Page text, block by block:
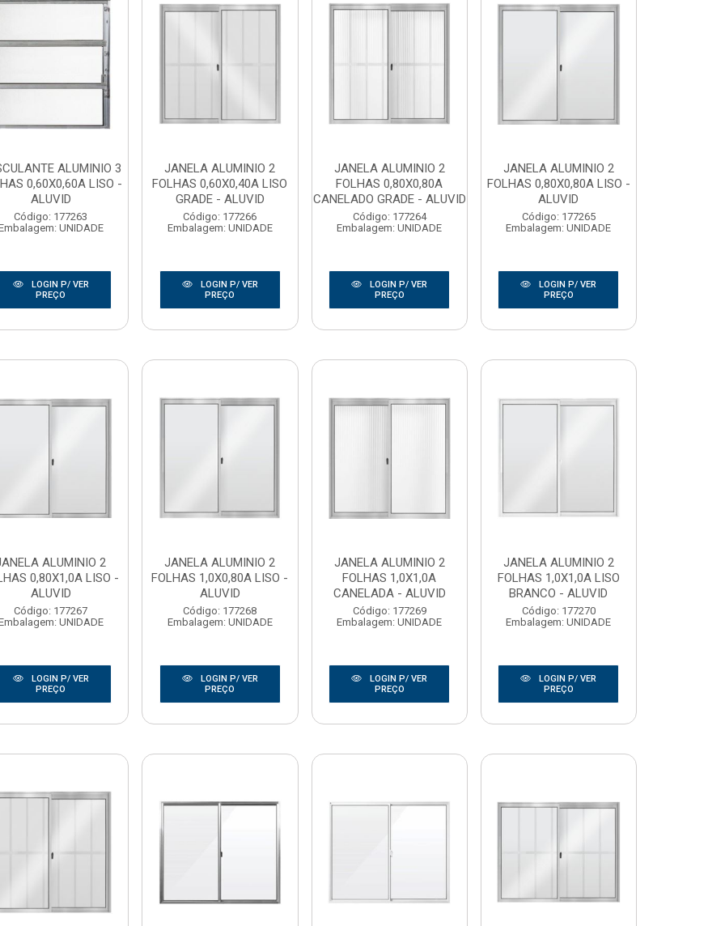
ALUMINIO 3
0,60X0,60A LISO -
ALUVID
Código: 177263
UNIDADE
LOGIN P/ VER
PREÇO
JANELA ALUMINIO 2
FOLHAS 0,60X0,40A LISO
GRADE - ALUVID
Código: 177266
Embalagem: UNIDADE
LOGIN P/ VER
PREÇO
JANELA ALUMINIO 2
FOLHAS 0,80X0,80A
CANELADO GRADE - ALUVID
Código: 177264
Embalagem: UNIDADE
LOGIN P/ VER
PREÇO
JANELA ALUMINIO 2
FOLHAS 0,80X0,80A LISO -
ALUVID
Código: 177265
Embalagem: UNIDADE
LOGIN P/ VER
PREÇO
ALUMINIO 2
0,80X1,0A LISO -
ALUVID
Código: 177267
UNIDADE
LOGIN P/ VER
PREÇO
JANELA ALUMINIO 2
FOLHAS 1,0X0,80A LISO -
ALUVID
Código: 177268
Embalagem: UNIDADE
LOGIN P/ VER
PREÇO
JANELA ALUMINIO 2
FOLHAS 1,0X1,0A
CANELADA - ALUVID
Código: 177269
Embalagem: UNIDADE
LOGIN P/ VER
PREÇO
JANELA ALUMINIO 2
FOLHAS 1,0X1,0A LISO
BRANCO - ALUVID
Código: 177270
Embalagem: UNIDADE
LOGIN P/ VER
PREÇO